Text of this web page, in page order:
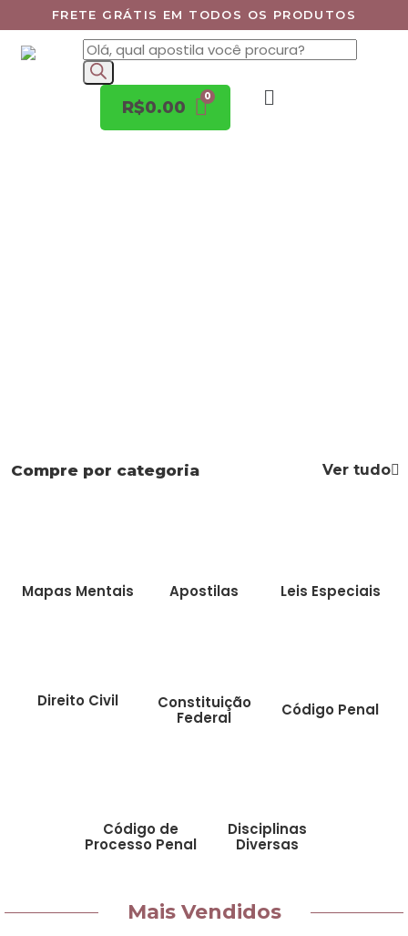
FRETE GRÁTIS EM TODOS OS PRODUTOS
R$0.00
Compre por categoria Ver tudo
Mapas Mentais Apostilas Leis Especiais
Direito Civil
Constituição
Federal
Código Penal
Código de
Processo Penal
Disciplinas
Diversas
Mais Vendidos